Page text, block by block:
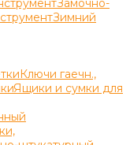
Замочно-
Зимний
Ключи гаечн.,
Ящики и сумки для